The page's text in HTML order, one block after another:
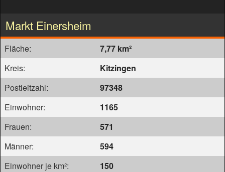
Markt Einersheim
Fläche:
7,77 km²
Kreis:
Kitzingen
Postleitzahl:
97348
Einwohner:
1165
Frauen:
571
Männer:
594
Einwohner je km²:
150